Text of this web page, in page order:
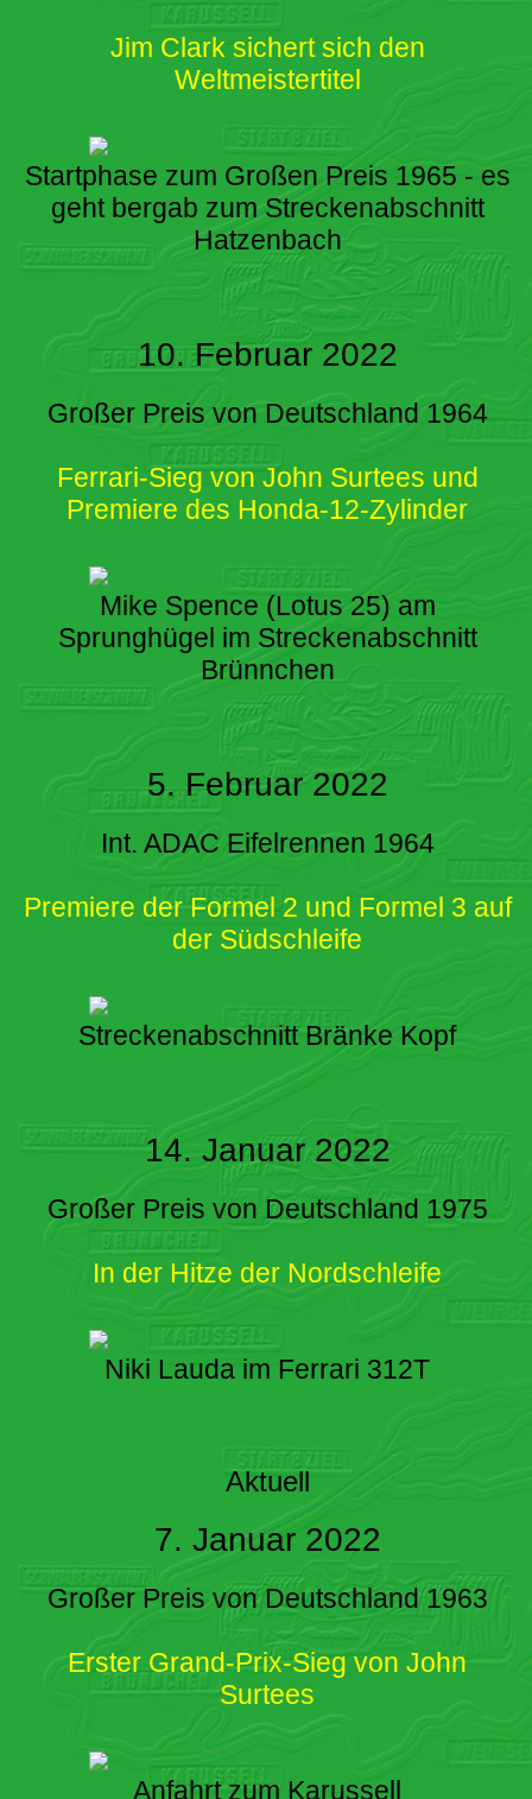
Jim Clark sichert sich den
Weltmeistertitel
Startphase zum Großen Preis 1965 - es
geht bergab zum Streckenabschnitt
Hatzenbach
10. Februar 2022
Großer Preis von Deutschland 1964
Ferrari-Sieg von John Surtees und
Premiere des Honda-12-Zylinder
Mike Spence (Lotus 25) am
Sprunghügel im Streckenabschnitt
Brünnchen
5. Februar 2022
Int. ADAC Eifelrennen 1964
Premiere der Formel 2 und Formel 3 auf
der Südschleife
Streckenabschnitt Bränke Kopf
14. Januar 2022
Großer Preis von Deutschland 1975
In der Hitze der Nordschleife
Niki Lauda im Ferrari 312T
Aktuell
7. Januar 2022
Großer Preis von Deutschland 1963
Erster Grand-Prix-Sieg von John
Surtees
Anfahrt zum Karussell